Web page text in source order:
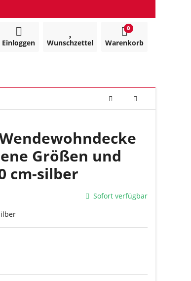
Einloggen Wunschzettel
0
Warenkorb
Größen und
cm-silber
Sofort verfügbar